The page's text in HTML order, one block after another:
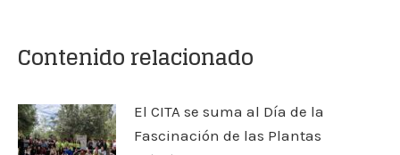
Contenido relacionado
El CITA se suma al Día de la
Fascinación de las Plantas